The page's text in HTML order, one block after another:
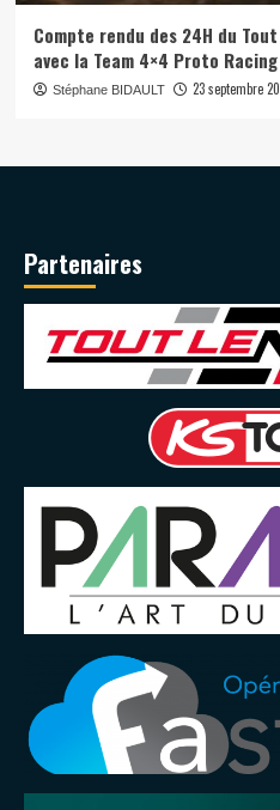
Compte rendu des 24H du
avec la Team 4×4 Proto Racing
Stéphane BIDAULT 23 septembre
Partenaires